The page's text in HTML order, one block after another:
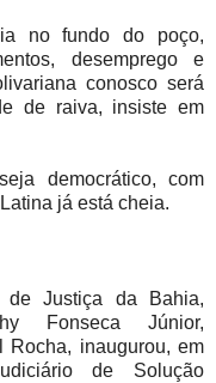
no fundo do poço,
desemprego e
conosco será
de raiva, insiste em
democrático, com
já está cheia.
de Justiça da Bahia,
Fonseca Júnior,
Rocha, inaugurou, em
de Solução